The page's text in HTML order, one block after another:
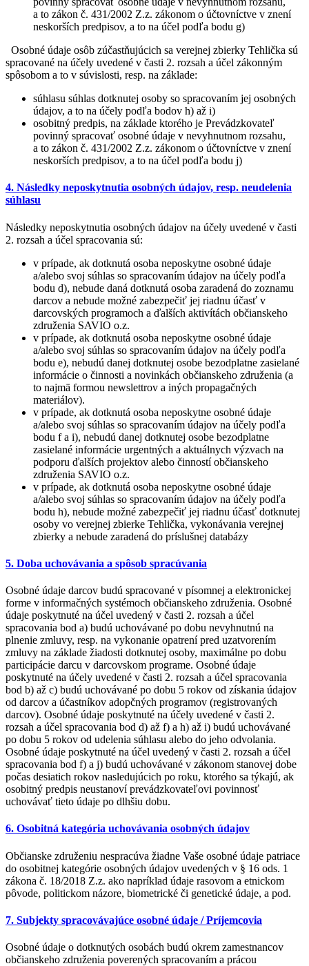
a to zákon č. 431/2002 Z.z. zákonom o účtovníctve v znení
neskorších predpisov, a to na účel podľa bodu g)
Osobné údaje osôb zúčastňujúcich sa verejnej zbierky Tehlička sú
spracované na účely uvedené v časti 2. rozsah a účel zákonným
spôsobom a to v súvislosti, resp. na základe:
súhlasu súhlas dotknutej osoby so spracovaním jej osobných
údajov, a to na účely podľa bodov h) až i)
osobitný predpis, na základe ktorého je Prevádzkovateľ
povinný spracovať osobné údaje v nevyhnutnom rozsahu,
a to zákon č. 431/2002 Z.z. zákonom o účtovníctve v znení
neskorších predpisov, a to na účel podľa bodu j)
4. Následky neposkytnutia osobných údajov, resp. neudelenia
súhlasu
Následky neposkytnutia osobných údajov na účely uvedené v časti
2. rozsah a účel spracovania sú:
v prípade, ak dotknutá osoba neposkytne osobné údaje
a/alebo svoj súhlas so spracovaním údajov na účely podľa
bodu d), nebude daná dotknutá osoba zaradená do zoznamu
darcov a nebude možné zabezpečiť jej riadnu účasť v
darcovských programoch a ďalších aktivítách občianskeho
združenia SAVIO o.z.
v prípade, ak dotknutá osoba neposkytne osobné údaje
a/alebo svoj súhlas so spracovaním údajov na účely podľa
bodu e), nebudú danej dotknutej osobe bezodplatne zasielané
informácie o činnosti a novinkách občianskeho združenia (a
to najmä formou newslettrov a iných propagačných
materiálov).
v prípade, ak dotknutá osoba neposkytne osobné údaje
a/alebo svoj súhlas so spracovaním údajov na účely podľa
bodu f a i), nebudú danej dotknutej osobe bezodplatne
zasielané informácie urgentných a aktuálnych výzvach na
podporu ďalších projektov alebo činností občianskeho
združenia SAVIO o.z.
v prípade, ak dotknutá osoba neposkytne osobné údaje
a/alebo svoj súhlas so spracovaním údajov na účely podľa
bodu h), nebude možné zabezpečiť jej riadnu účasť dotknutej
osoby vo verejnej zbierke Tehlička, vykonávania verejnej
zbierky a nebude zaradená do príslušnej databázy
5. Doba uchovávania a spôsob spracúvania
Osobné údaje darcov budú spracované v písomnej a elektronickej
forme v informačných systémoch občianskeho združenia. Osobné
údaje poskytnuté na účel uvedený v časti 2. rozsah a účel
spracovania bod a) budú uchovávané po dobu nevyhnutnú na
plnenie zmluvy, resp. na vykonanie opatrení pred uzatvorením
zmluvy na základe žiadosti dotknutej osoby, maximálne po dobu
participácie darcu v darcovskom programe. Osobné údaje
poskytnuté na účely uvedené v časti 2. rozsah a účel spracovania
bod b) až c) budú uchovávané po dobu 5 rokov od získania údajov
od darcov a účastníkov adopčných programov (registrovaných
darcov). Osobné údaje poskytnuté na účely uvedené v časti 2.
rozsah a účel spracovania bod d) až f) a h) až i) budú uchovávané
po dobu 5 rokov od udelenia súhlasu alebo do jeho odvolania.
Osobné údaje poskytnuté na účel uvedený v časti 2. rozsah a účel
spracovania bod f) a j) budú uchovávané v zákonom stanovej dobe
počas desiatich rokov nasledujúcich po roku, ktorého sa týkajú, ak
osobitný predpis neustanoví prevádzkovateľovi povinnosť
uchovávať tieto údaje po dlhšiu dobu.
6. Osobitná kategória uchovávania osobných údajov
Občianske združeniu nespracúva žiadne Vaše osobné údaje patriace
do osobitnej kategórie osobných údajov uvedených v § 16 ods. 1
zákona č. 18/2018 Z.z. ako napríklad údaje rasovom a etnickom
pôvode, politickom názore, biometrické či genetické údaje, a pod.
7. Subjekty spracovávajúce osobné údaje / Príjemcovia
Osobné údaje o dotknutých osobách budú okrem zamestnancov
občianskeho združenia poverených spracovaním a prácou